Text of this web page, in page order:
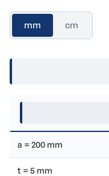
mm cm
a = 200 mm
t = 5 mm